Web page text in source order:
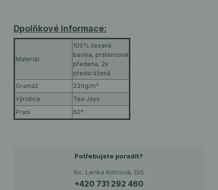
Dpolňkové informace:
Materiál:
100% česaná
bavlna, prstencově
předena, 2x
předsrážená
Gramáž
220g/m²
Výrobce
Tee Jays
Praní
60°
Potřebujete poradit?
Bc. Lenka Kotrlová, DiS
+420 731 292 460